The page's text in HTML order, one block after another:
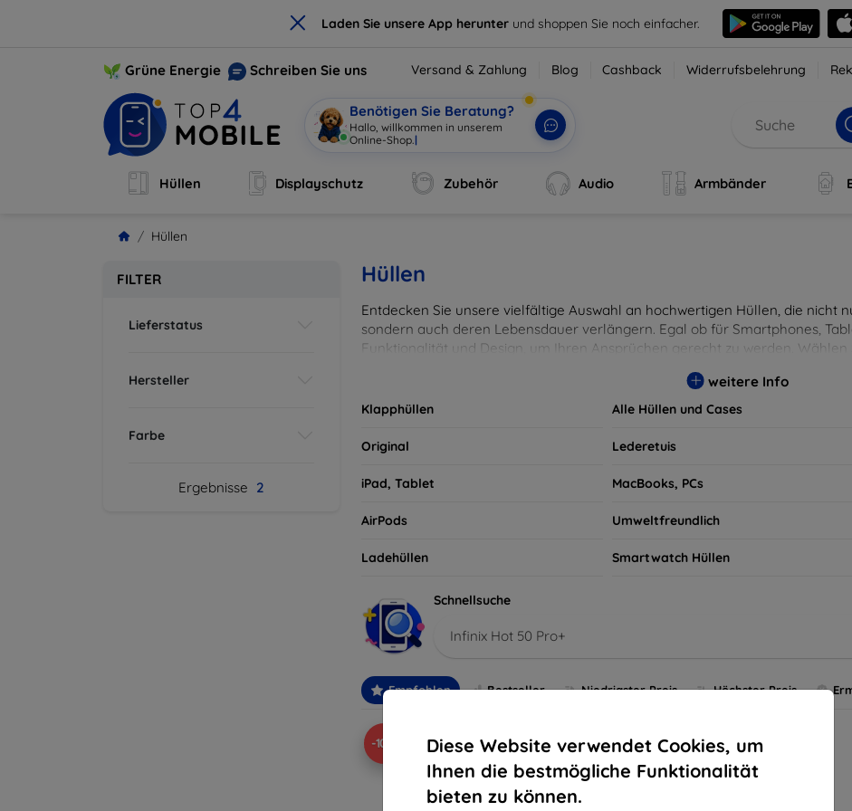
× Laden Sie unsere App herunter und shoppen Sie noch einfacher.
Diese Website verwendet Cookies, um
Ihnen die bestmögliche Funktionalität
bieten zu können.
Grüne Energie Schreiben Sie uns Versand & Zahlung Blog Cashback Widerrufsbelehrung
Benötigen Sie Beratung?
Hallo, willkommen in unserem
Online-Shop. |
Hüllen Displayschutz Zubehör Audio Armbänder
Hüllen
FILTER
Lieferstatus
Hersteller
Farbe
Ergebnisse 2
Hüllen
Entdecken Sie unsere vielfältige Auswahl an hochwertigen Hüllen, die nicht
sondern auch deren Lebensdauer verlängern. Egal ob für Smartphones,
Funktionalität und Design, um Ihren Ansprüchen gerecht zu werden.
weitere Info
Klapphüllen Alle Hüllen und Cases
Original Lederetuis
iPad, Tablet MacBooks, PCs
AirPods Umweltfreundlich
Ladehüllen Smartwatch Hüllen
Schnellsuche
Infinix Hot 50 Pro+
Empfohlen Bestseller Niedrigster Preis Höchster Preis
-10% -10%